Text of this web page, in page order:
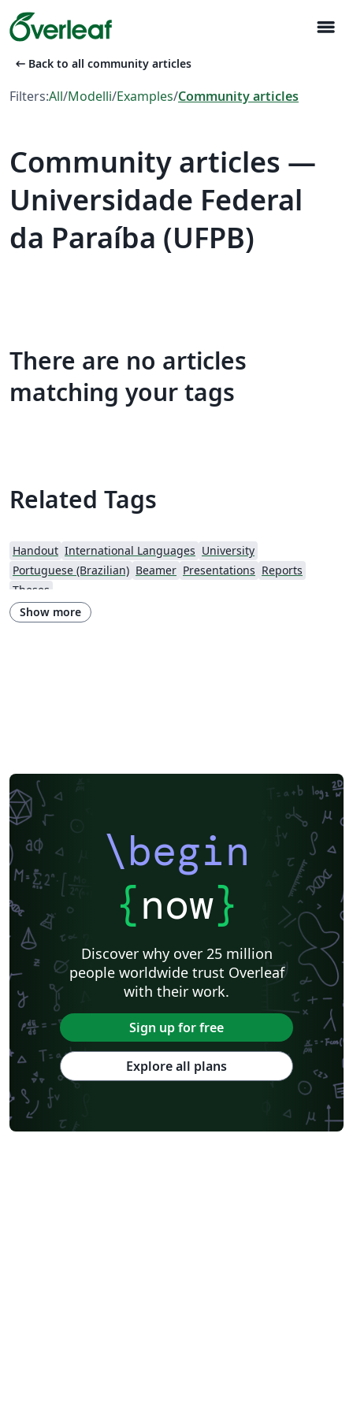
menu
arrow_left_alt Back to all community articles
Filters:All/Modelli/Examples/Community articles
Community articles —
Universidade Federal
da Paraíba (UFPB)
There are no articles
matching your tags
Related Tags
Handout International Languages University
Portuguese (Brazilian) Beamer Presentations Reports
Theses
Show more
\begin
{now}
Discover why over 25 million
people worldwide trust Overleaf
with their work.
Sign up for free
Explore all plans